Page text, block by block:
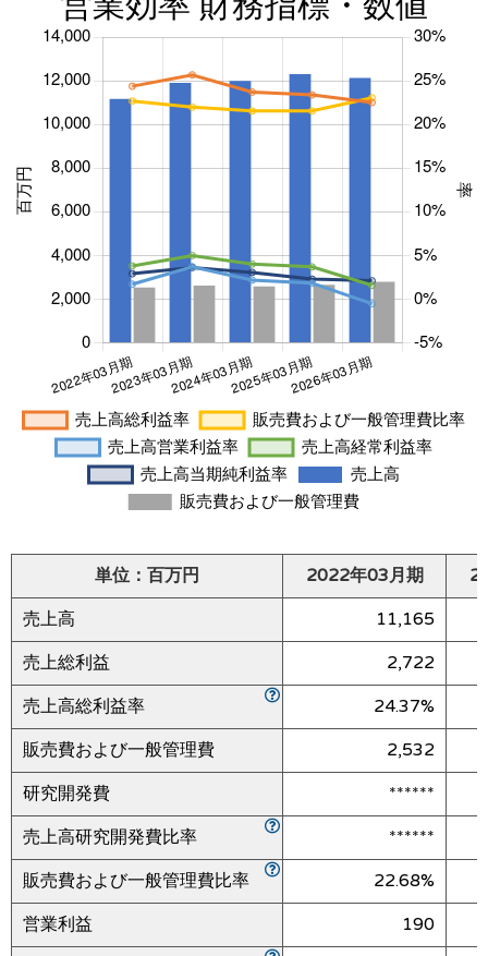
単位：百万円 2022年03月期
売上高
11,165
売上総利益
2,722
売上高総利益率
24.37%
販売費および一般管理費
2,532
研究開発費
******
売上高研究開発費比率
******
販売費および一般管理費比率
22.68%
営業利益
190